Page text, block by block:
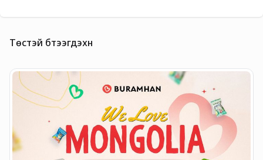
Төстэй бүтээгдэхүүн